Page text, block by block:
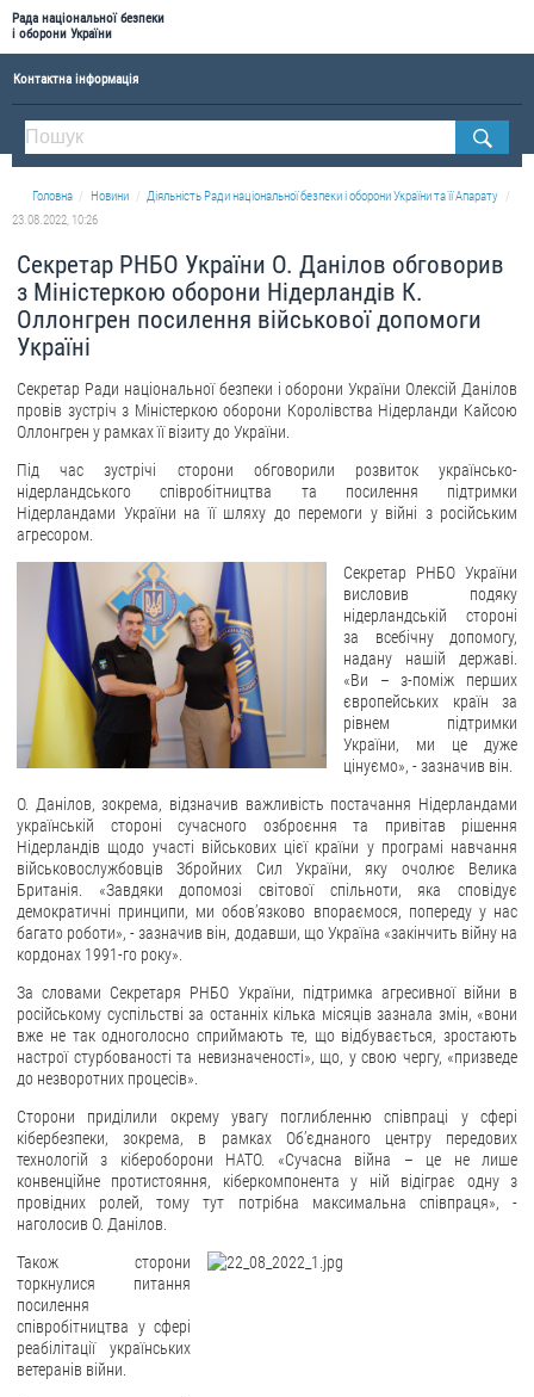
Рада національної безпеки
і оборони України
Контактна інформація
ПРО РНБОУ
Склад Ради національної безпеки і оборони України
Апарат Ради національної безпеки і оборони України
Історична довідка про діяльність Ради національної безпеки і оборони України
ОФІЦІЙНІ ДОКУМЕНТИ
Фотогалерея
Відеогалерея
ЗВЕРНЕННЯ ГРОМАДЯН
Звернення громадян
Електронне звернення
ДОСТУП ДО ПУБЛІЧНОЇ ІНФОРМАЦІЇ
Організація доступу до публічної інформації
Облік публічної інформації
Питання запобігання корупції
Публічні закупівлі
Внутрішній аудит
Головна Новини
Діяльність Ради національної безпеки і оборони України та її Апарату
23.08.2022, 10:26
Секретар РНБО України О. Данілов обговорив
з Міністеркою оборони Нідерландів К.
Оллонгрен посилення військової допомоги
Україні
Секретар Ради національної безпеки і оборони України Олексій Данілов
провів зустріч з Міністеркою оборони Королівства Нідерланди Кайсою
Оллонгрен у рамках її візиту до України.
Під час зустрічі сторони обговорили розвиток українсько-
нідерландського співробітництва та посилення підтримки
Нідерландами України на її шляху до перемоги у війні з російським
агресором.
Секретар РНБО України
висловив подяку
нідерландській стороні
за всебічну допомогу,
надану нашій державі.
«Ви – з-поміж перших
європейських країн за
рівнем підтримки
України, ми це дуже
цінуємо», - зазначив він.
О. Данілов, зокрема, відзначив важливість постачання Нідерландами
українській стороні сучасного озброєння та привітав рішення
Нідерландів щодо участі військових цієї країни у програмі навчання
військовослужбовців Збройних Сил України, яку очолює Велика
Британія. «Завдяки допомозі світової спільноти, яка сповідує
демократичні принципи, ми обов’язково впораємося, попереду у нас
багато роботи», - зазначив він, додавши, що Україна «закінчить війну на
кордонах 1991-го року».
За словами Секретаря РНБО України, підтримка агресивної війни в
російському суспільстві за останніх кілька місяців зазнала змін, «вони
вже не так одноголосно сприймають те, що відбувається, зростають
настрої стурбованості та невизначеності», що, у свою чергу, «призведе
до незворотних процесів».
Сторони приділили окрему увагу поглибленню співпраці у сфері
кібербезпеки, зокрема, в рамках Об’єднаного центру передових
технологій з кібероборони НАТО. «Сучасна війна – це не лише
конвенційне протистояння, кіберкомпонента у ній відіграє одну з
провідних ролей, тому тут потрібна максимальна співпраця», -
наголосив О. Данілов.
Також сторони
торкнулися питання
посилення
співробітництва у сфері
реабілітації українських
ветеранів війни.